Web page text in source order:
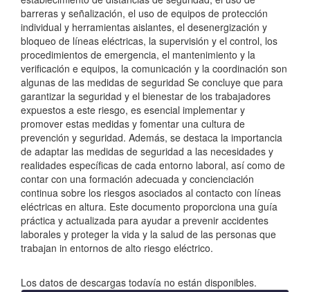
barreras y señalización, el uso de equipos de protección
individual y herramientas aislantes, el desenergización y
bloqueo de líneas eléctricas, la supervisión y el control, los
procedimientos de emergencia, el mantenimiento y la
verificación e equipos, la comunicación y la coordinación son
algunas de las medidas de seguridad Se concluye que para
garantizar la seguridad y el bienestar de los trabajadores
expuestos a este riesgo, es esencial implementar y
promover estas medidas y fomentar una cultura de
prevención y seguridad. Además, se destaca la importancia
de adaptar las medidas de seguridad a las necesidades y
realidades específicas de cada entorno laboral, así como de
contar con una formación adecuada y concienciación
continua sobre los riesgos asociados al contacto con líneas
eléctricas en altura. Este documento proporciona una guía
práctica y actualizada para ayudar a prevenir accidentes
laborales y proteger la vida y la salud de las personas que
trabajan in entornos de alto riesgo eléctrico.
Los datos de descargas todavía no están disponibles.